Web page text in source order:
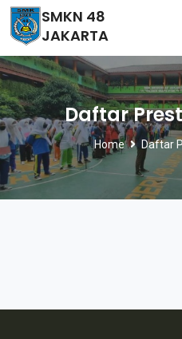
SMKN 48
JAKARTA
Daftar
Home Daftar